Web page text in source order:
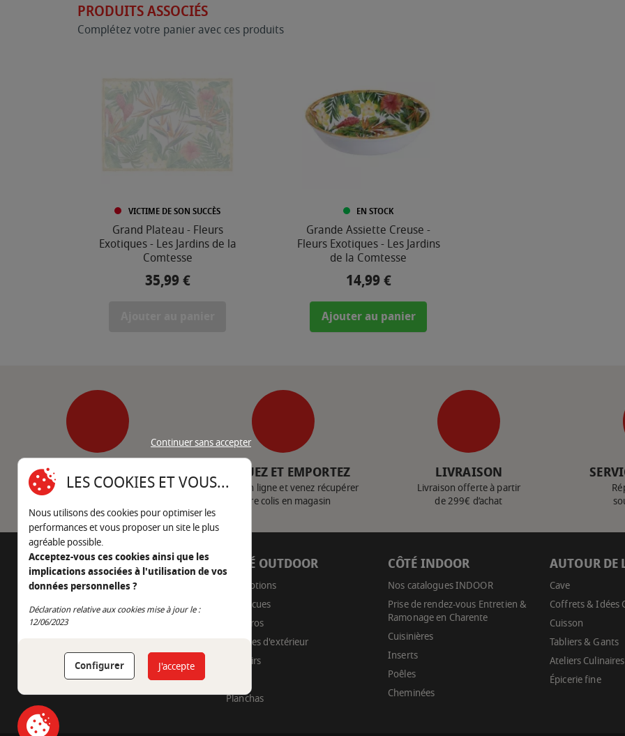
PRODUITS ASSOCIÉS
Complétez votre panier avec ces produits
VICTIME DE SON SUCCÈS
Grand Plateau - Fleurs
Exotiques - Les Jardins de la
Comtesse
Prix
35,99 €
EN STOCK
Grande Assiette Creuse -
Fleurs Exotiques - Les Jardins
de la Comtesse
Prix
14,99 €
Ajouter au panier
SERVICE CLIENT
Nous contacter
CLIQUEZ ET EMPORTEZ
Achetez en ligne et venez récupérer
votre colis en magasin
LIVRAISON
Livraison offerte à partir
de 299€ d’achat
AUTOUR DU FEU
05 45 22 98 09
Nous envoyer un e-mail
CÔTÉ OUTDOOR
Promotions
Barbecues
Braseros
Cuisines d'extérieur
Fumoirs
Planchas
CÔTÉ INDOOR
Nos catalogues INDOOR
Prise de rendez-vous Entretien &
Ramonage en Charente
Cuisinières
Inserts
Poêles
Cheminées
AUTOUR DE
Cave
Coffrets & Idées
Cuisson
Tabliers & Gants
Ateliers Culinaires
Épicerie fine
Continuer sans accepter
LES COOKIES ET VOUS...
Nous utilisons des cookies pour optimiser les
performances et vous proposer un site le plus
agréable possible.
Acceptez-vous ces cookies ainsi que les
implications associées à l'utilisation de vos
données personnelles ?
Déclaration relative aux cookies mise à jour le :
12/06/2023
Configurer J'accepte